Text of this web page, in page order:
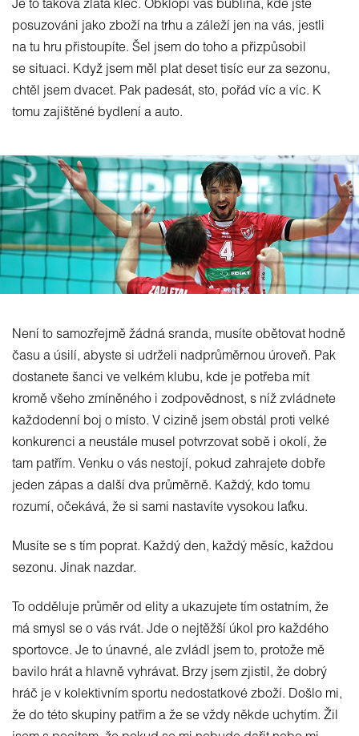
Je to taková zlatá klec. Obklopí vás bublina, kde jste
posuzováni jako zboží na trhu a záleží jen na vás, jestli
na tu hru přistoupíte. Šel jsem do toho a přizpůsobil
se situaci. Když jsem měl plat deset tisíc eur za sezonu,
chtěl jsem dvacet. Pak padesát, sto, pořád víc a víc. K
tomu zajištěné bydlení a auto.
Není to samozřejmě žádná sranda, musíte obětovat hodně
času a úsilí, abyste si udrželi nadprůměrnou úroveň. Pak
dostanete šanci ve velkém klubu, kde je potřeba mít
kromě všeho zmíněného i zodpovědnost, s níž zvládnete
každodenní boj o místo. V cizině jsem obstál proti velké
konkurenci a neustále musel potvrzovat sobě i okolí, že
tam patřím. Venku o vás nestojí, pokud zahrajete dobře
jeden zápas a další dva průměrně. Každý, kdo tomu
rozumí, očekává, že si sami nastavíte vysokou laťku.
Musíte se s tím poprat. Každý den, každý měsíc, každou
sezonu. Jinak nazdar.
To odděluje průměr od elity a ukazujete tím ostatním, že
má smysl se o vás rvát. Jde o nejtěžší úkol pro každého
sportovce. Je to únavné, ale zvládl jsem to, protože mě
bavilo hrát a hlavně vyhrávat. Brzy jsem zjistil, že dobrý
hráč je v kolektivním sportu nedostatkové zboží. Došlo mi,
že do této skupiny patřím a že se vždy někde uchytím. Žil